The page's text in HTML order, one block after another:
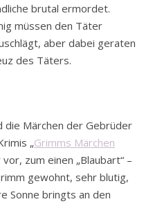
brutal ermordet.
müssen den Täter
aber dabei geraten
des Täters.
die Märchen der Gebrüder
„Grimms Märchen
zum einen „Blaubart“ –
gewohnt, sehr blutig,
Sonne bringts an den